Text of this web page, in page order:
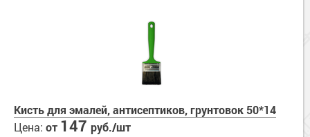
Кисть для эмалей, антисептиков, грунтовок 50*14
Цена: от 147 руб./шт